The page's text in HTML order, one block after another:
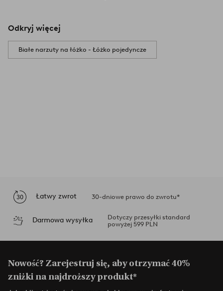
Odkryj więcej
Białe narzuty na łóżko - Łóżko pojedyncze
Łatwy zwrot 30-dniowe prawo do zwrotu*
Darmowa wysyłka
Dotyczy przesyłki standard
powyżej 599 PLN
Nowość? Zarejestruj się, aby otrzymać 40%
zniżki na najdroższy produkt*